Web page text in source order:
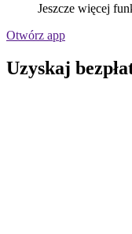
Jeszcze więcej
Otwórz app
Uzyskaj